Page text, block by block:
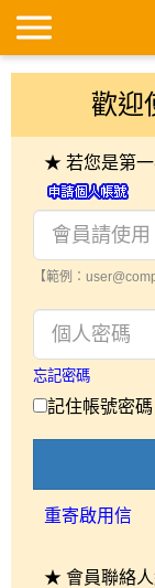
歡迎
★ 若您是第一
【範例：
忘記密碼
記住帳號密碼
重寄啟用信
★ 會員聯絡